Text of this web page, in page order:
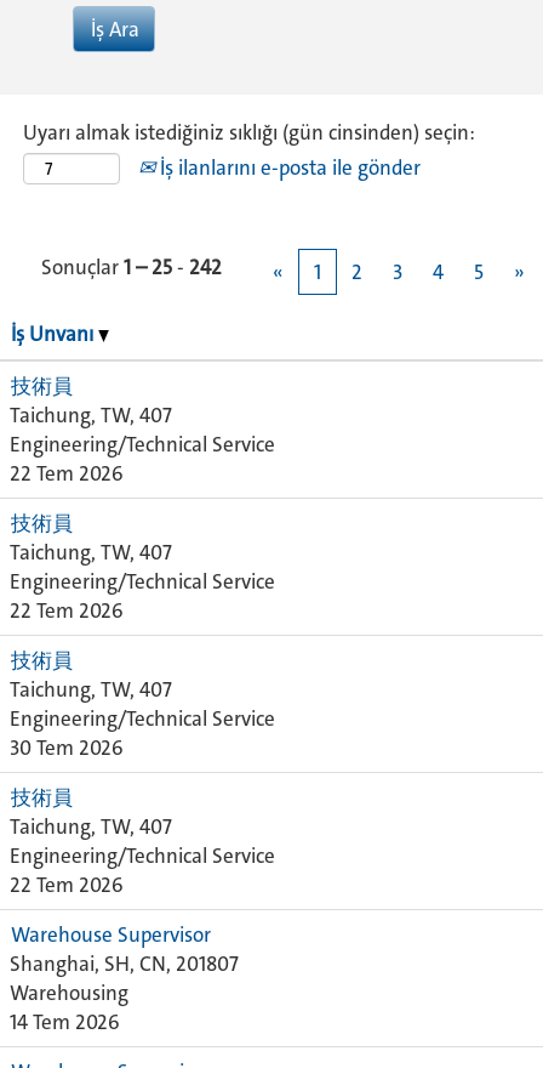
Uyarı almak istediğiniz sıklığı (gün cinsinden) seçin:
İş ilanlarını e-posta ile gönder
Sonuçlar1 – 25- 242 « 1 2 3 4 5 »
İş Unvanı
技術員
Taichung, TW, 407
Engineering/Technical Service
22 Tem 2026
技術員
Taichung, TW, 407
Engineering/Technical Service
22 Tem 2026
技術員
Taichung, TW, 407
Engineering/Technical Service
30 Tem 2026
技術員
Taichung, TW, 407
Engineering/Technical Service
22 Tem 2026
Warehouse Supervisor
Shanghai, SH, CN, 201807
Warehousing
14 Tem 2026